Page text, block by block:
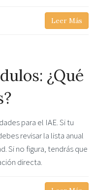
Leer Más
¿Qué
para el IAE. Si tu
revisar la lista anual
Si no figura, tendrás que
directa.